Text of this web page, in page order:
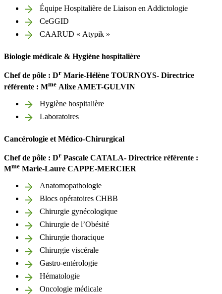
Équipe Hospitalière de Liaison en Addictologie
CeGGID
CAARUD « Atypik »
Biologie médicale & Hygiène hospitalière
Chef de pôle : Dr Marie-Hélène TOURNOYS- Directrice
référente : Mme Alixe AMET-GULVIN
Hygiène hospitalière
Laboratoires
Cancérologie et Médico-Chirurgical
Chef de pôle : Dr Pascale CATALA- Directrice référente :
Mme Marie-Laure CAPPE-MERCIER
Anatomopathologie
Blocs opératoires CHBB
Chirurgie gynécologique
Chirurgie de l’Obésité
Chirurgie thoracique
Chirurgie viscérale
Gastro-entérologie
Hématologie
Oncologie médicale